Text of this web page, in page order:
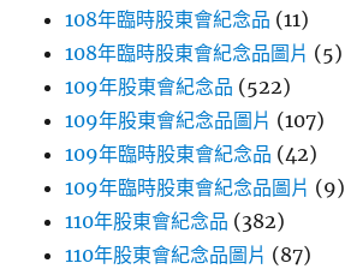
108年臨時股東會紀念品 (11)
108年臨時股東會紀念品圖片 (5)
109年股東會紀念品 (522)
109年股東會紀念品圖片 (107)
109年臨時股東會紀念品 (42)
109年臨時股東會紀念品圖片 (9)
110年股東會紀念品 (382)
110年股東會紀念品圖片 (87)